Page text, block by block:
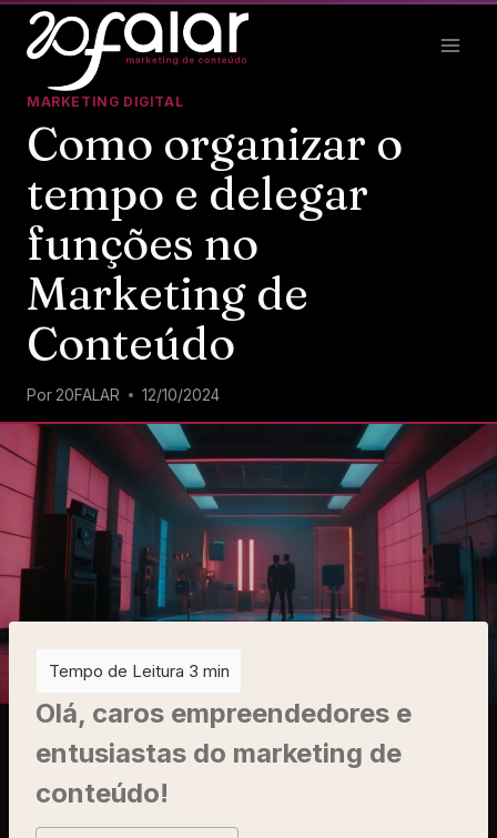
MARKETING DIGITAL
Como organizar o
tempo e delegar
funções no
Marketing de
Conteúdo
Por 20FALAR 12/10/2024
Olá, caros empreendedores e
entusiastas do marketing de
conteúdo!